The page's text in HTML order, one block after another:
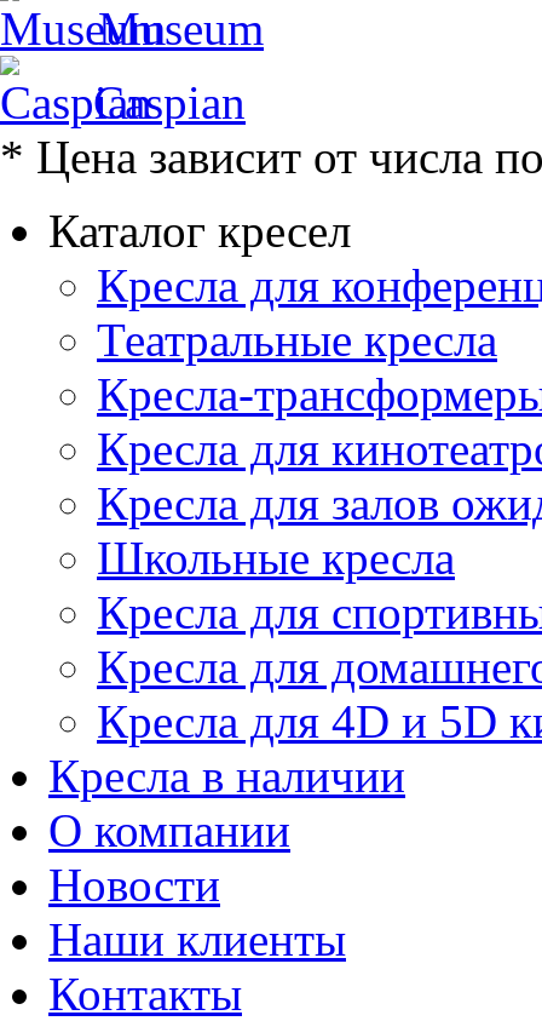
Museum
Caspian
* Цена зависит от числа
Каталог кресел
Кресла для
Театральные кресла
Кресла-
Кресла для
Кресла для залов
Школьные кресла
Кресла для
Кресла для
Кресла для 4D и 5D
Кресла в наличии
О компании
Новости
Наши клиенты
Контакты